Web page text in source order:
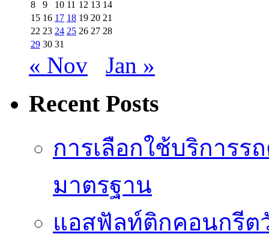
8
9 10 11 12 13 14
15 16 17 18 19 20 21
22 23 24 25 26 27 28
29 30 31
« Nov Jan »
Recent Posts
การเลือกใช้บริการ
มาตรฐาน
แอสฟัลท์ติกคอนกรี